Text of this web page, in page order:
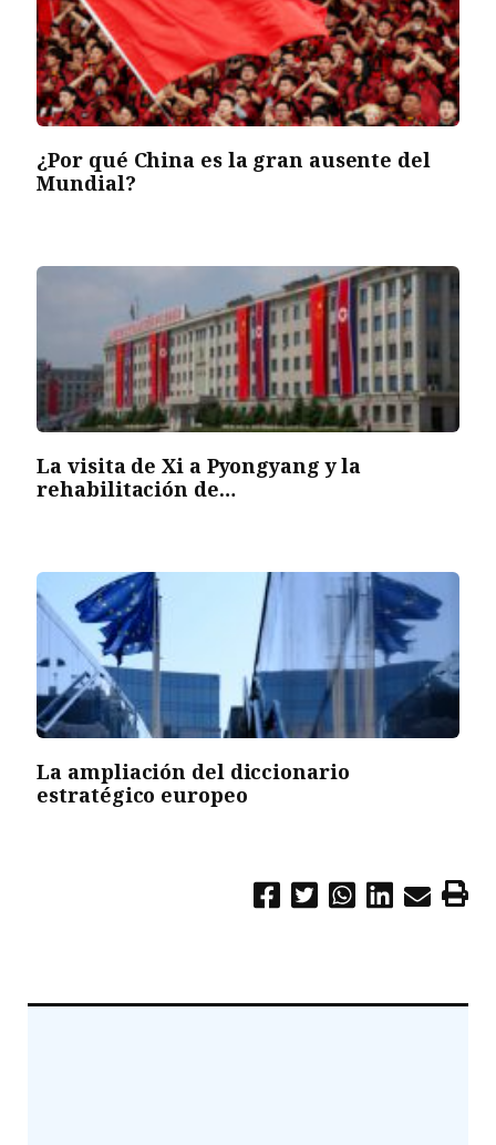
¿Por qué China es la gran ausente del
Mundial?
La visita de Xi a Pyongyang y la
rehabilitación de…
La ampliación del diccionario
estratégico europeo